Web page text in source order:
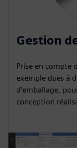
Gestion
Prise en compte
exemple dues à
d'emballage,
conception